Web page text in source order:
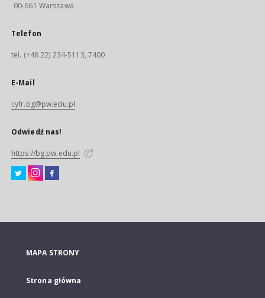
00-661 Warszawa
Telefon
tel. (+48 22) 234-5113, 7400
E-Mail
cyfr.bg@pw.edu.pl
Odwiedź nas!
https://bg.pw.edu.pl
MAPA STRONY
Strona główna